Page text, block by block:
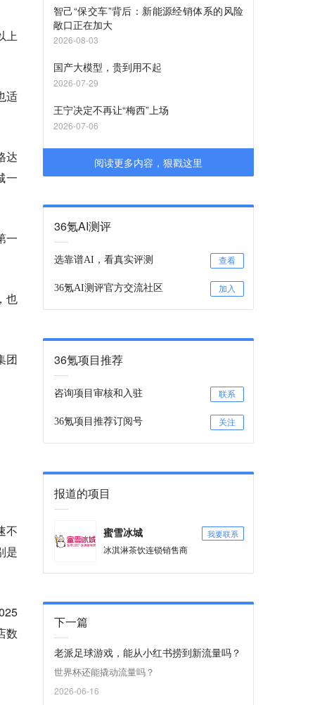
上
适
达
一
一
也
团
不
是
数
智己“保交车”背后：新能源经销体系的风险
敞口正在加大
2026-08-03
国产大模型，贵到用不起
2026-07-29
王宁决定不再让“梅西”上场
2026-07-06
阅读更多内容，狠戳这里
36氪AI测评
选靠谱AI，看真实评测 查看
36氪AI测评官方交流社区 加入
36氪项目推荐
咨询项目审核和入驻 联系
36氪项目推荐订阅号 关注
报道的项目
蜜雪冰城 我要联系
冰淇淋茶饮连锁销售商
下一篇
老派足球游戏，能从小红书捞到新流量吗？
世界杯还能撬动流量吗？
2026-06-16